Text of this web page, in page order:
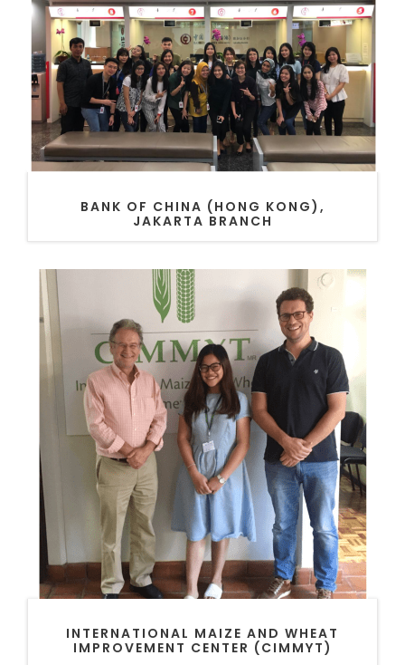
BANK OF CHINA (HONG KONG),
JAKARTA BRANCH
INTERNATIONAL MAIZE AND WHEAT
IMPROVEMENT CENTER (CIMMYT)